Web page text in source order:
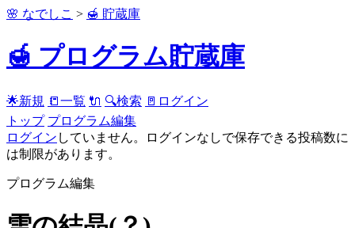
🌸 なでしこ > 🍯 貯蔵庫
🍯 プログラム貯蔵庫
🌟新規 📒一覧 🔌 🔍検索 🚪ログイン
トップ プログラム編集
ログイン していません。ログインなしで保存できる投稿数に
は制限があります。
プログラム編集